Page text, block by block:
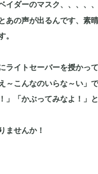
ダーのマスク、、、、、
の声が出るんです、素
。
イトセーバーを授かっ
こんなのいらな～い」
「かぶってみなよ！」
ませんか！